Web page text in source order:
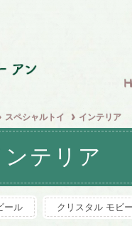
スペシャルトイ インテリア
ンテリア
ール クリスタル モビ